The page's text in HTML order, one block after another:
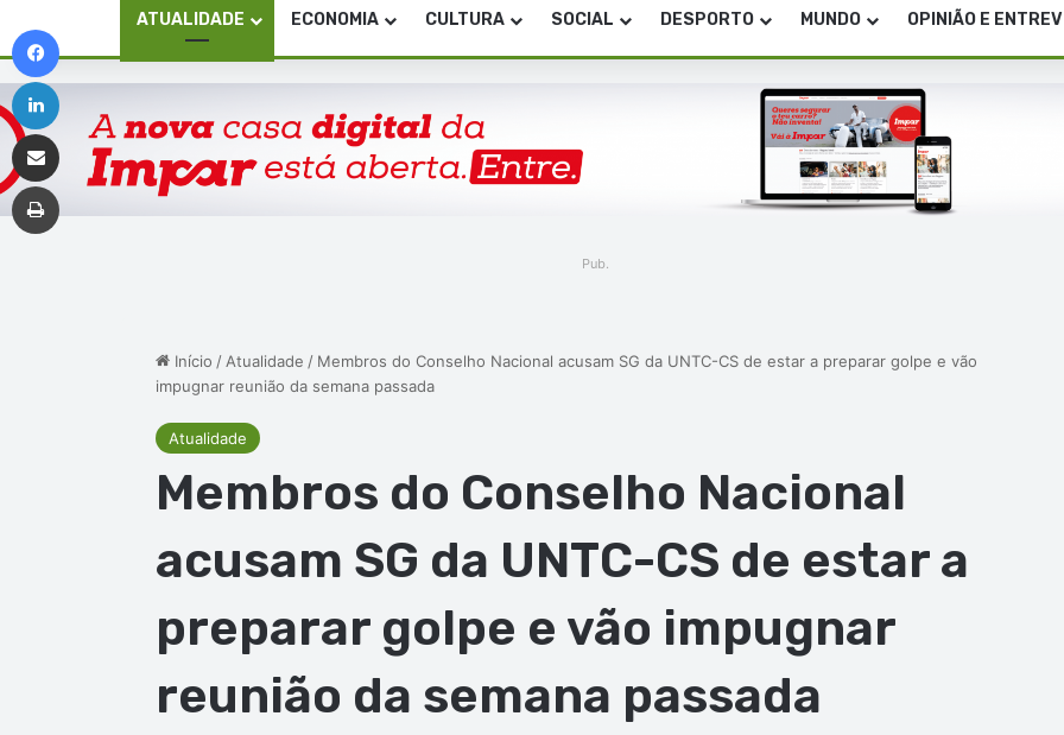
ATUALIDADE ECONOMIA CULTURA SOCIAL DESPORTO MUNDO OPINIÃO E
Pub.
Início / Atualidade / Membros do Conselho Nacional acusam SG da UNTC-CS de estar a preparar golpe e vão
impugnar reunião da semana passada
Atualidade
Membros do Conselho Nacional
acusam SG da UNTC-CS de estar a
preparar golpe e vão impugnar
reunião da semana passada
Linkedin
Imprimir